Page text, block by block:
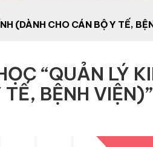
(DÀNH CHO CÁN BỘ Y TẾ,
“QUẢN LÝ
BỆNH